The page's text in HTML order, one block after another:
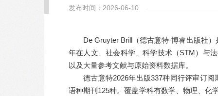
发布时间：2026-06-10
De Gruyter Brill（德古意特·博睿出版社
年在人文、社会科学、科学技术（STM）与
以及大量参考文献与原始资料数据库。
德古意特2026年出版337种同行评审订
语种期刊125种。覆盖学科有数学、物理、化